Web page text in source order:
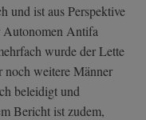
und ist aus Perspektive
Autonomen Antifa
wurde der Lette
noch weitere Männer
beleidigt und
Bericht ist zudem,